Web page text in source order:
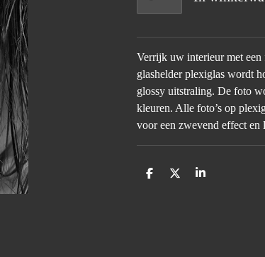
Verrijk uw interieur met
glashelder plexiglas wordt
glossy uitstraling. De foto
kleuren. Alle foto’s op
voor een zwevend effect en
D
D
S